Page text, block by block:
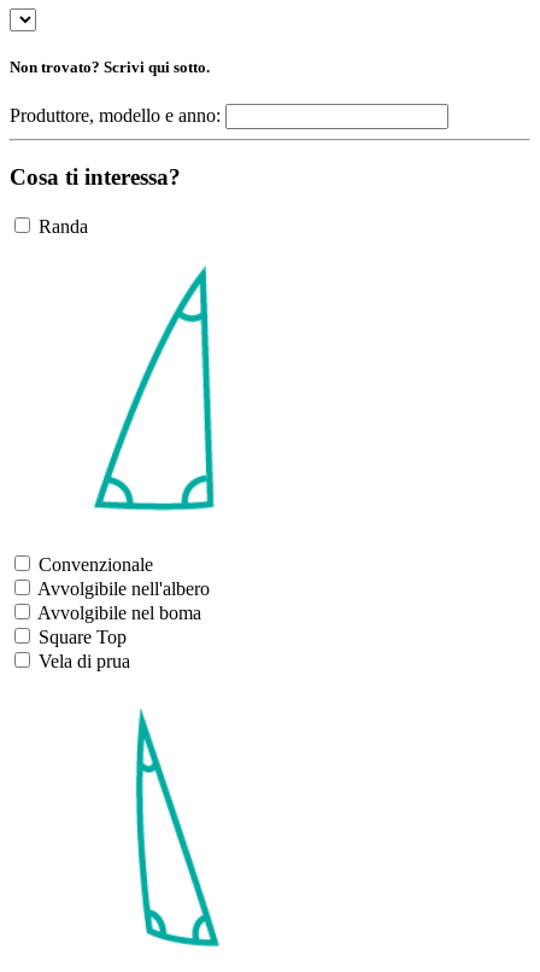
Non trovato? Scrivi qui sotto.
Produttore, modello e anno:
Cosa ti interessa?
Randa
Convenzionale
Avvolgibile nell'albero
Avvolgibile nel boma
Square Top
Vela di prua